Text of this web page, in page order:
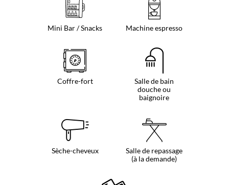
Mini Bar / Snacks Machine espresso
Coffre-fort
Salle de bain
douche ou
baignoire
Sèche-cheveux
Salle de repassage
(à la demande)